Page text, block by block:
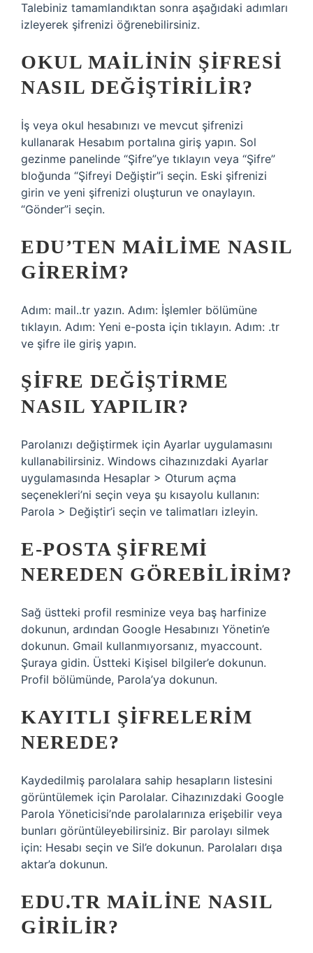
Talebiniz tamamlandıktan sonra aşağıdaki adımları
izleyerek şifrenizi öğrenebilirsiniz.
OKUL MAILININ ŞIFRESI
NASIL DEĞIŞTIRILIR?
İş veya okul hesabınızı ve mevcut şifrenizi
kullanarak Hesabım portalına giriş yapın. Sol
gezinme panelinde “Şifre”ye tıklayın veya “Şifre”
bloğunda “Şifreyi Değiştir”i seçin. Eski şifrenizi
girin ve yeni şifrenizi oluşturun ve onaylayın.
“Gönder”i seçin.
EDU’TEN MAILIME NASIL
GIRERIM?
Adım: mail..tr yazın. Adım: İşlemler bölümüne
tıklayın. Adım: Yeni e-posta için tıklayın. Adım: .tr
ve şifre ile giriş yapın.
ŞIFRE DEĞIŞTIRME
NASIL YAPILIR?
Parolanızı değiştirmek için Ayarlar uygulamasını
kullanabilirsiniz. Windows cihazınızdaki Ayarlar
uygulamasında Hesaplar > Oturum açma
seçenekleri’ni seçin veya şu kısayolu kullanın:
Parola > Değiştir’i seçin ve talimatları izleyin.
E-POSTA ŞIFREMI
NEREDEN GÖREBILIRIM?
Sağ üstteki profil resminize veya baş harfinize
dokunun, ardından Google Hesabınızı Yönetin’e
dokunun. Gmail kullanmıyorsanız, myaccount.
Şuraya gidin. Üstteki Kişisel bilgiler’e dokunun.
Profil bölümünde, Parola’ya dokunun.
KAYITLI ŞIFRELERIM
NEREDE?
Kaydedilmiş parolalara sahip hesapların listesini
görüntülemek için Parolalar. Cihazınızdaki Google
Parola Yöneticisi’nde parolalarınıza erişebilir veya
bunları görüntüleyebilirsiniz. Bir parolayı silmek
için: Hesabı seçin ve Sil’e dokunun. Parolaları dışa
aktar’a dokunun.
EDU.TR MAILINE NASIL
GIRILIR?